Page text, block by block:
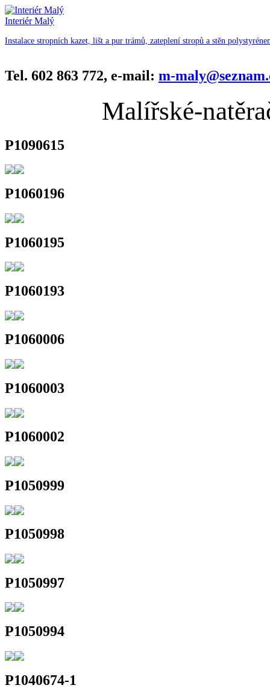
Interiér Malý
Instalace stropních kazet, lišt a pur trámů, zateplení stropů a stěn
Tel. 602 863 772, e-mail: m-
Malířské-
P1090615
P1060196
P1060195
P1060193
P1060006
P1060003
P1060002
P1050999
P1050998
P1050997
P1050994
P1040674-1